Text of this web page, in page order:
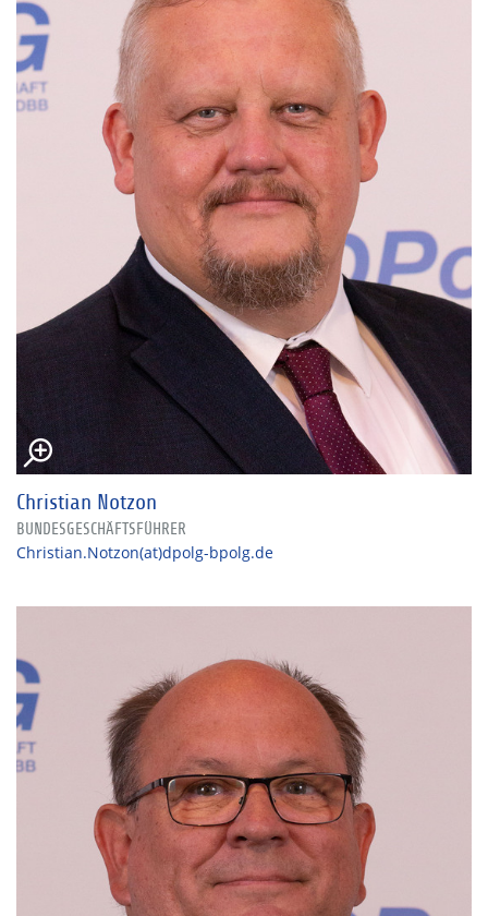
Christian Notzon
BUNDESGESCHÄFTSFÜHRER
Christian.Notzon(at)dpolg-bpolg.de